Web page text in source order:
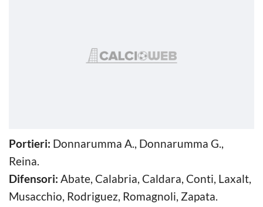
Portieri: Donnarumma A., Donnarumma G.,
Reina.
Difensori: Abate, Calabria, Caldara, Conti, Laxalt,
Musacchio, Rodriguez, Romagnoli, Zapata.